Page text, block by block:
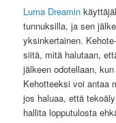
Luma Dreamin
tunnuksilla, ja sen
yksinkertainen.
siitä, mitä halutaan,
jälkeen odotellaan,
Kehotteeksi voi antaa
jos haluaa, että
hallita lopputulosta